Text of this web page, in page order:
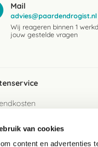
van cookies
content en advertenties
Mail
advies@paardendrogist.nl
Wij reageren binnen 1
jouw gestelde vragen